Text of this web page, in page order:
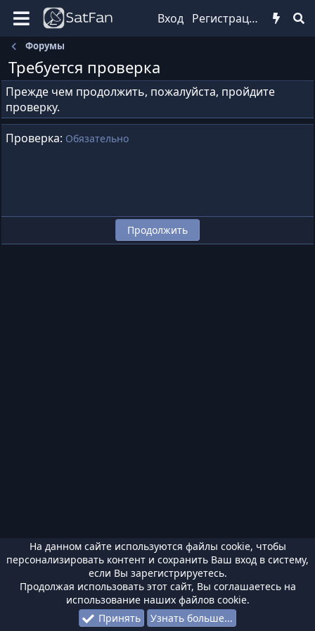
Вход Регистрация
Форумы
Требуется проверка
Прежде чем продолжить, пожалуйста, пройдите
проверку.
Проверка Обязательно
Продолжить
На данном сайте используются файлы cookie, чтобы
персонализировать контент и сохранить Ваш вход в систему,
если Вы зарегистрируетесь.
Продолжая использовать этот сайт, Вы соглашаетесь на
использование наших файлов cookie.
Принять
Узнать больше...